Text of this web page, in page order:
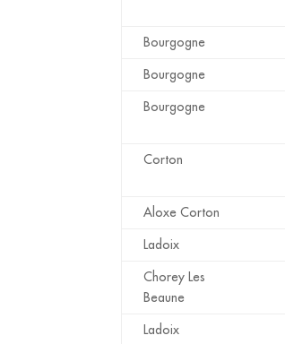
Bourgogne
Bourgogne
Bourgogne
Corton
Aloxe Corton
Ladoix
Chorey Les
Beaune
Ladoix